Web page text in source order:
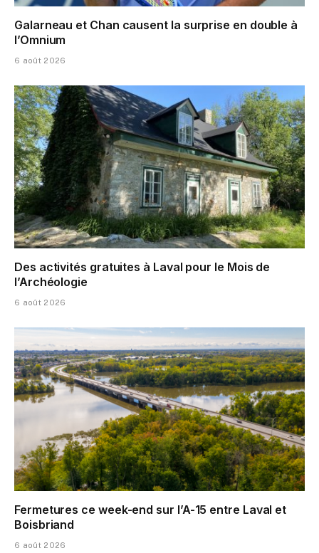
Galarneau et Chan causent la surprise en double à
l’Omnium
6 août 2026
Des activités gratuites à Laval pour le Mois de
l’Archéologie
6 août 2026
Fermetures ce week-end sur l’A-15 entre Laval et
Boisbriand
6 août 2026